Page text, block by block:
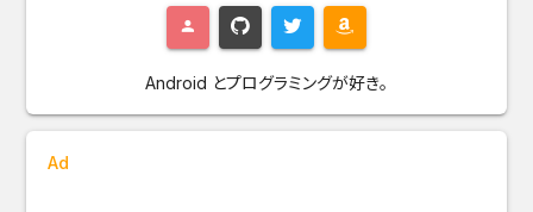
Android とプログラミングが好き。
Ad